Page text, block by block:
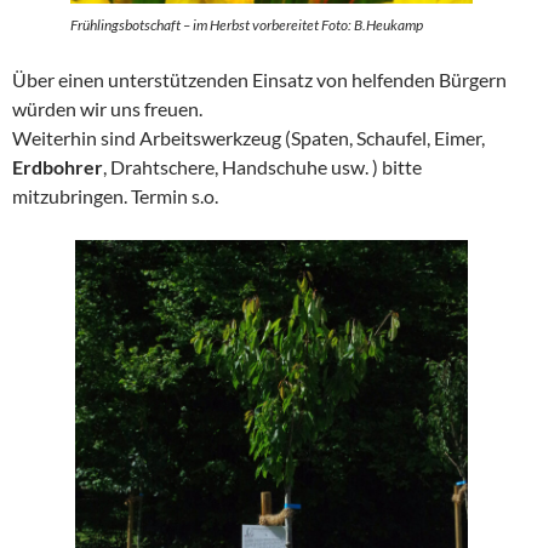
Frühlingsbotschaft – im Herbst vorbereitet Foto: B.Heukamp
Über einen unterstützenden Einsatz von helfenden Bürgern
würden wir uns freuen.
Weiterhin sind Arbeitswerkzeug (Spaten, Schaufel, Eimer,
Erdbohrer , Drahtschere, Handschuhe usw. ) bitte
mitzubringen. Termin s.o.